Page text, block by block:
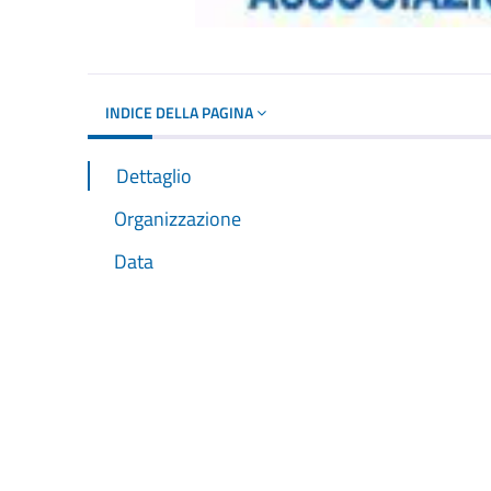
INDICE DELLA PAGINA
Dettaglio
Organizzazione
Data